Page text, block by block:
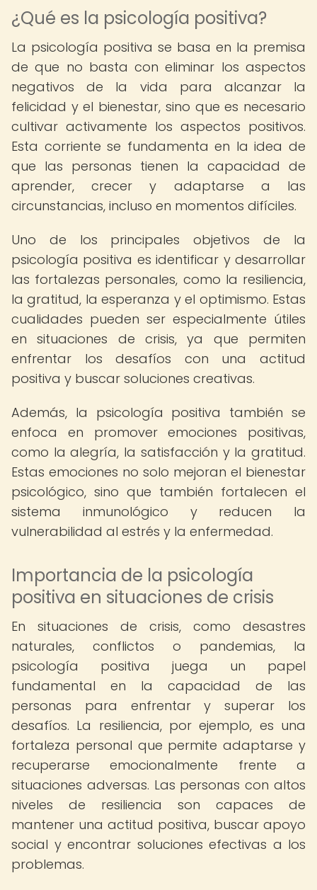
¿Qué es la psicología positiva?
La psicología positiva se basa en la premisa
de que no basta con eliminar los aspectos
negativos de la vida para alcanzar la
felicidad y el bienestar, sino que es necesario
cultivar activamente los aspectos positivos.
Esta corriente se fundamenta en la idea de
que las personas tienen la capacidad de
aprender, crecer y adaptarse a las
circunstancias, incluso en momentos difíciles.
Uno de los principales objetivos de la
psicología positiva es identificar y desarrollar
las fortalezas personales, como la resiliencia,
la gratitud, la esperanza y el optimismo. Estas
cualidades pueden ser especialmente útiles
en situaciones de crisis, ya que permiten
enfrentar los desafíos con una actitud
positiva y buscar soluciones creativas.
Además, la psicología positiva también se
enfoca en promover emociones positivas,
como la alegría, la satisfacción y la gratitud.
Estas emociones no solo mejoran el bienestar
psicológico, sino que también fortalecen el
sistema inmunológico y reducen la
vulnerabilidad al estrés y la enfermedad.
Importancia de la psicología
positiva en situaciones de crisis
En situaciones de crisis, como desastres
naturales, conflictos o pandemias, la
psicología positiva juega un papel
fundamental en la capacidad de las
personas para enfrentar y superar los
desafíos. La resiliencia, por ejemplo, es una
fortaleza personal que permite adaptarse y
recuperarse emocionalmente frente a
situaciones adversas. Las personas con altos
niveles de resiliencia son capaces de
mantener una actitud positiva, buscar apoyo
social y encontrar soluciones efectivas a los
problemas.